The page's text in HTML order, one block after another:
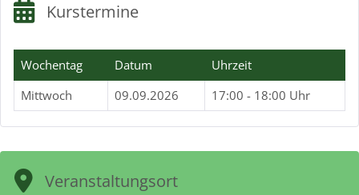
Kurstermine
Wochentag Datum
Uhrzeit
Mittwoch
09.09.2026 17:00 - 18:00 Uhr
Veranstaltungsort